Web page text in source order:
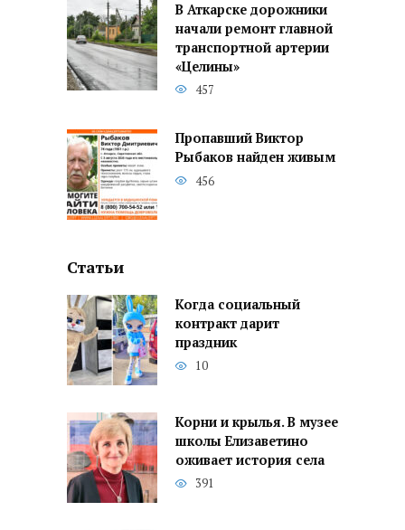
В Аткарске дорожники
начали ремонт главной
транспортной артерии
«Целины»
457
Пропавший Виктор
Рыбаков найден живым
456
Статьи
Когда социальный
контракт дарит
праздник
10
Корни и крылья. В музее
школы Елизаветино
оживает история села
391